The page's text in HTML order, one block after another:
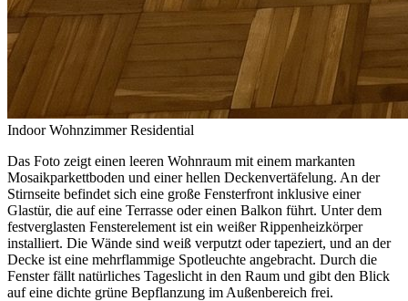
Indoor Wohnzimmer Residential
Das Foto zeigt einen leeren Wohnraum mit einem markanten
Mosaikparkettboden und einer hellen Deckenvertäfelung. An der
Stirnseite befindet sich eine große Fensterfront inklusive einer
Glastür, die auf eine Terrasse oder einen Balkon führt. Unter dem
festverglasten Fensterelement ist ein weißer Rippenheizkörper
installiert. Die Wände sind weiß verputzt oder tapeziert, und an der
Decke ist eine mehrflammige Spotleuchte angebracht. Durch die
Fenster fällt natürliches Tageslicht in den Raum und gibt den Blick
auf eine dichte grüne Bepflanzung im Außenbereich frei.